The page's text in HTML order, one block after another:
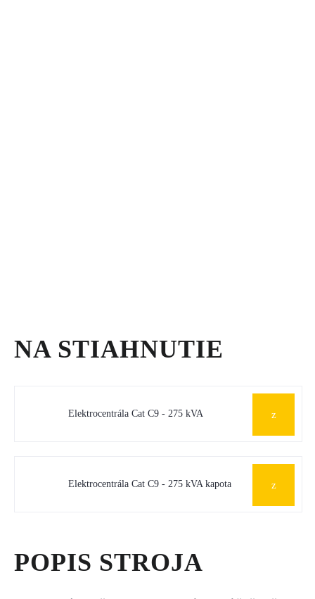
NA STIAHNUTIE
Elektrocentrála Cat C9 - 275 kVA
Elektrocentrála Cat C9 - 275 kVA kapota
POPIS STROJA